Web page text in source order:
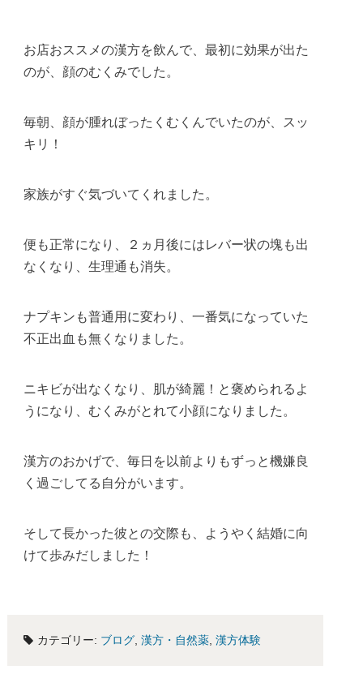
お店おススメの漢方を飲んで、最初に効果が出た
のが、顔のむくみでした。
毎朝、顔が腫れぼったくむくんでいたのが、スッ
キリ！
家族がすぐ気づいてくれました。
便も正常になり、２ヵ月後にはレバー状の塊も出
なくなり、生理通も消失。
ナプキンも普通用に変わり、一番気になっていた
不正出血も無くなりました。
ニキビが出なくなり、肌が綺麗！と褒められるよ
うになり、むくみがとれて小顔になりました。
漢方のおかげで、毎日を以前よりもずっと機嫌良
く過ごしてる自分がいます。
そして長かった彼との交際も、ようやく結婚に向
けて歩みだしました！
カテゴリー: ブログ, 漢方・自然薬, 漢方体験